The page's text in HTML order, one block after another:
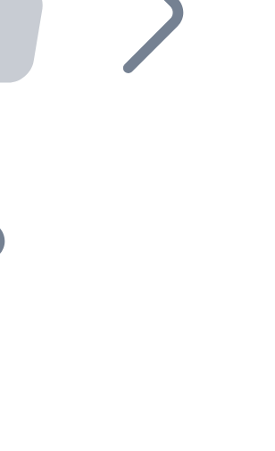
API no seu ecossistema.
rede de revendedores e comercialize
do seu projeto ao nosso serviço de